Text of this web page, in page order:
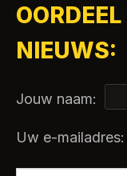
NIEUWS:
Jouw naam:
Uw e-mailadres: